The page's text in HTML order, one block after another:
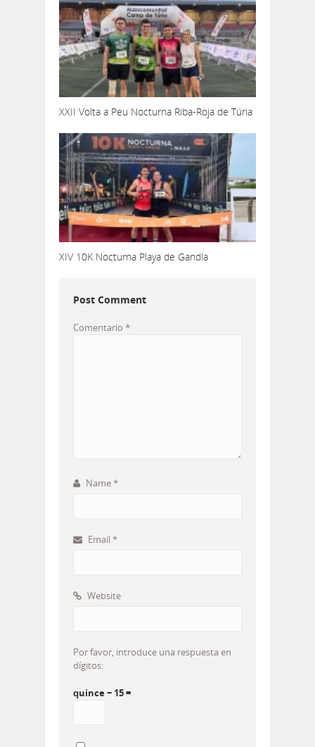
XXII Volta a Peu Nocturna Riba-Roja de Túria
XIV 10K Nocturna Playa de Gandía
Post Comment
Comentario *
Name*
Email *
Website
Por favor, introduce una respuesta en
dígitos:
quince − 15 =